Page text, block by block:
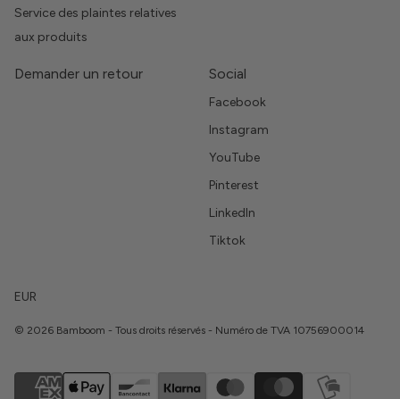
Service des plaintes relatives
aux produits
Demander un retour Social
Facebook
Instagram
YouTube
Pinterest
LinkedIn
Tiktok
EUR
© 2026 Bamboom - Tous droits réservés - Numéro de TVA 10756900014